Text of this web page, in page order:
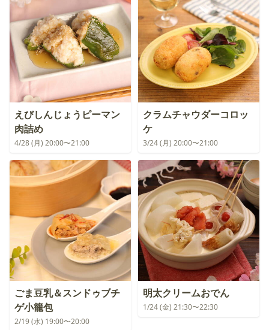
えびしんじょうピーマン
肉詰め
4/28 (月) 20:00〜21:00
クラムチャウダーコロッ
ケ
3/24 (月) 20:00〜21:00
ごま豆乳＆スンドゥブチ
ゲ小籠包
2/19 (水) 19:00〜20:00
明太クリームおでん
1/24 (金) 21:30〜22:30